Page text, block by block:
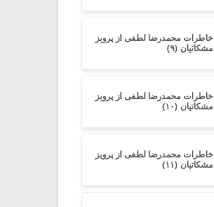
خاطرات محمدرضا لطفی از پرویز
مشکاتیان (۹)
خاطرات محمدرضا لطفی از پرویز
مشکاتیان (۱۰)
خاطرات محمدرضا لطفی از پرویز
مشکاتیان (۱۱)